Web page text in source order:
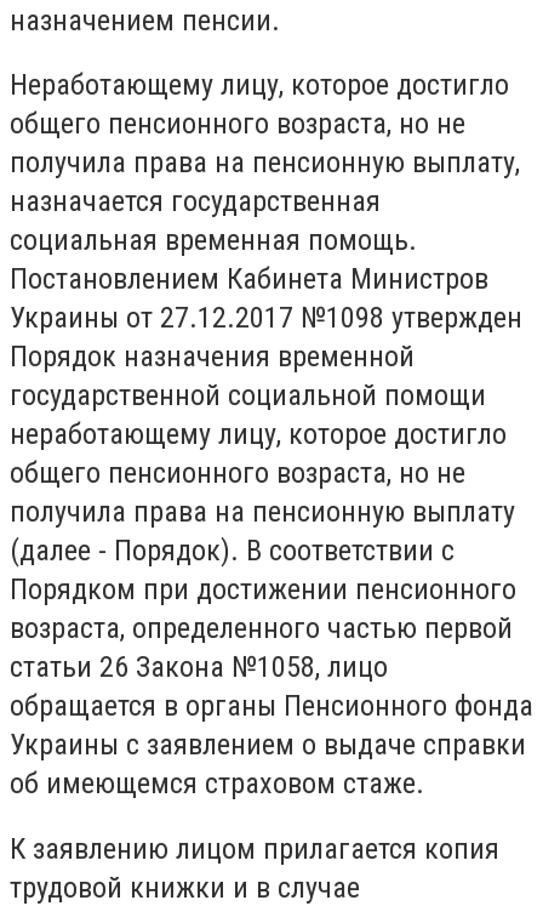
назначением пенсии.
Неработающему лицу, которое достигло
общего пенсионного возраста, но не
получила права на пенсионную выплату,
назначается государственная
социальная временная помощь.
Постановлением Кабинета Министров
Украины от 27.12.2017 №1098 утвержден
Порядок назначения временной
государственной социальной помощи
неработающему лицу, которое достигло
общего пенсионного возраста, но не
получила права на пенсионную выплату
(далее - Порядок). В соответствии с
Порядком при достижении пенсионного
возраста, определенного частью первой
статьи 26 Закона №1058, лицо
обращается в органы Пенсионного фонда
Украины с заявлением о выдаче справки
об имеющемся страховом стаже.
К заявлению лицом прилагается копия
трудовой книжки и в случае